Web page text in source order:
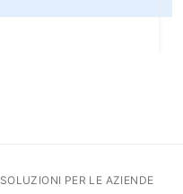
SOLUZIONI PER LE AZIENDE